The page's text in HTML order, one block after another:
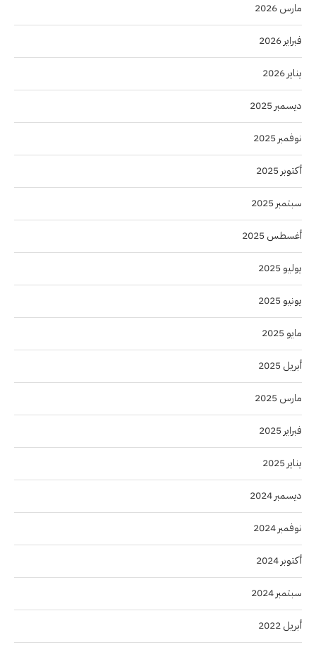
مارس 2026
فبراير 2026
يناير 2026
ديسمبر 2025
نوفمبر 2025
أكتوبر 2025
سبتمبر 2025
أغسطس 2025
يوليو 2025
يونيو 2025
مايو 2025
أبريل 2025
مارس 2025
فبراير 2025
يناير 2025
ديسمبر 2024
نوفمبر 2024
أكتوبر 2024
سبتمبر 2024
أبريل 2022